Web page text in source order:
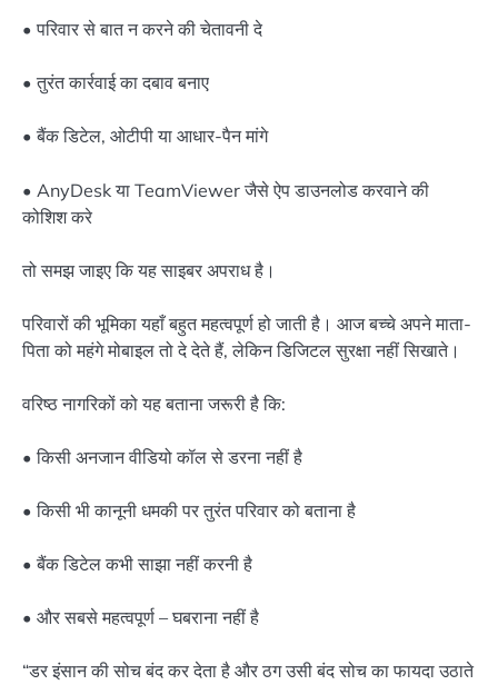
• परिवार से बात न करने की चेतावनी दे
• तुरंत कार्रवाई का दबाव बनाए
• बैंक डिटेल, ओटीपी या आधार-पैन मांगे
• AnyDesk या TeamViewer जैसे ऐप डाउनलोड करवाने की
कोशिश करे
तो समझ जाइए कि यह साइबर अपराध है।
परिवारों की भूमिका यहाँ बहुत महत्वपूर्ण हो जाती है। आज बच्चे अपने माता-
पिता को महंगे मोबाइल तो दे देते हैं, लेकिन डिजिटल सुरक्षा नहीं सिखाते।
वरिष्ठ नागरिकों को यह बताना जरूरी है कि:
• किसी अनजान वीडियो कॉल से डरना नहीं है
• किसी भी कानूनी धमकी पर तुरंत परिवार को बताना है
• बैंक डिटेल कभी साझा नहीं करनी है
• और सबसे महत्वपूर्ण – घबराना नहीं है
“डर इंसान की सोच बंद कर देता है और ठग उसी बंद सोच का फायदा उठाते